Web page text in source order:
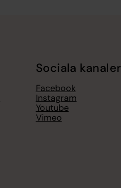
Sociala kanaler
Facebook
Instagram
Youtube
Vimeo